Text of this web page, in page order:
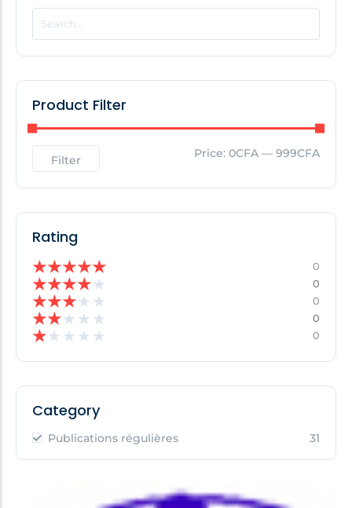
POPULAR THIS WEEK
No Posts Found!
No Posts Found!
Product Filter
Filter Price: 0CFA — 999CFA
Rating
★★★★★ 0
★★★★★ 0
★★★★ ★ 0
★★★ ★ ★ 0
★★ ★ ★ ★ 0
Category
Publications régulières 31